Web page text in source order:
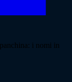
i nomi in